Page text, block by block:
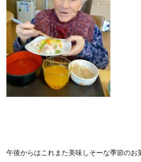
午後からはこれまた美味しそーな季節のお